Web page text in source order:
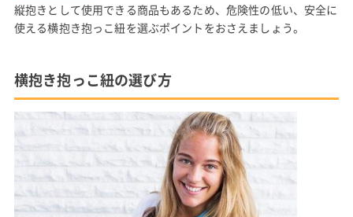
縦抱きとして使用できる商品もあるため、危険性の低い、安全に
使える横抱き抱っこ紐を選ぶポイントをおさえましょう。
横抱き抱っこ紐の選び方